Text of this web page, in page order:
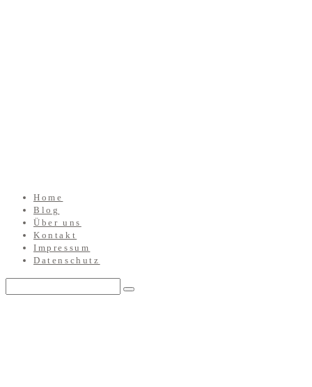
Home
Blog
Über uns
Kontakt
Impressum
Datenschutz